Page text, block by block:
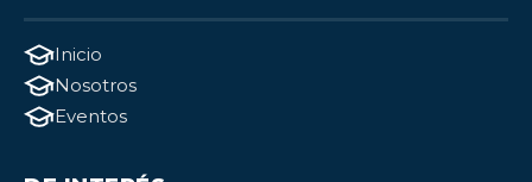
Inicio
Nosotros
Eventos